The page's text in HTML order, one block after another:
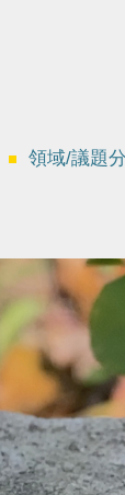
領域/議題